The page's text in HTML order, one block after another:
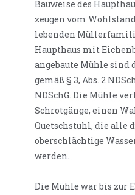
Bauweise des
zeugen vom
lebenden
Haupthaus mit
angebaute Mühle
gemäß § 3, Abs. 2
NDSchG. Die Mühle
Schrotgänge, einen
Quetschstuhl, die alle
oberschlächtige
werden.
Die Mühle war bis zur